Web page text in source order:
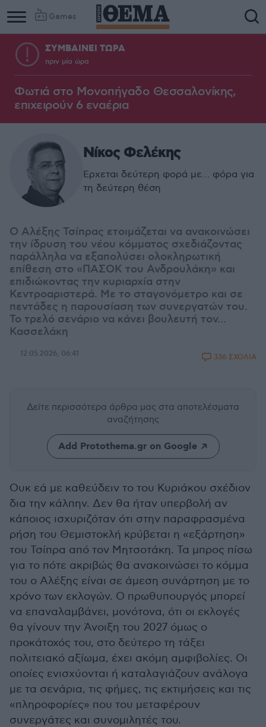
Games
ΣΥΜΒΑΙΝΕΙ ΤΩΡΑ
πριν μία ώρα
Φωτιά στο Μονοπήγαδο Θεσσαλονίκης,
επιχειρούν 6 εναέρια
Νίκος Φελέκης
Ερχεται δεύτερη φορά με… φόρα για
τη δεύτερη θέση
Ο Αλέξης Τσίπρας ετοιμάζεται να ανακοινώσει
την ίδρυση του νέου κόμματος σχεδιάζοντας
παράλληλα να εξαπολύσει ολοκληρωτική
επίθεση στο «ΠΑΣΟΚ του Ανδρουλάκη» και
επιδιώκοντας την κυριαρχία στην
Κεντροαριστερά. Με το σταγονόμετρο και σε
πεντάδες η παρουσίαση των συνεργατών του.
Το τρελό σενάριο να κάνει βουλευτή τον…
Κασσελάκη
12.05.2026, 06:41 336 ΣΧΟΛΙΑ
Δείτε περισσότερα άρθρα μας στα αποτελέσματα
αναζήτησης
Add Protothema.gr on Google
Ουκ εά με καθεύδειν το του Κυριάκου σχέδιον
δια την κάλπην. Δεν θα ήταν υπερβολή αν
κάποιος ισχυριζόταν ότι στην παραφρασμένα
ρήση του Θεμιστοκλή κρύβεται η «εξάρτηση»
του Τσίπρα από τον Μητσοτάκη. Τα μπρος πίσω
για το πότε ακριβώς θα ανακοινώσει το κόμμα
του ο Αλέξης είναι σε άμεση συνάρτηση με το
χρόνο των εκλογών. Ο πρωθυπουργός μπορεί
να επαναλαμβάνει, μονότονα, ότι οι εκλογές
θα γίνουν την Άνοιξη του 2027 όμως ο
προκάτοχός του, στο δεύτερο τη τάξει
πολιτειακό αξίωμα, έχει ακόμη αμφιβολίες. Οι
οποίες ενισχύονται ή καταλαγιάζουν ανάλογα
με τα σενάρια, τις φήμες, τις εκτιμήσεις και τις
«πληροφορίες» που του μεταφέρουν
συνεργάτες και συνομιλητές του.